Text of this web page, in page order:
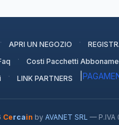
· APRI UN NEGOZIO ·
· Costi Pacchetti
· LINK PARTNERS
Cercain by AVANET SRL — P.IVA